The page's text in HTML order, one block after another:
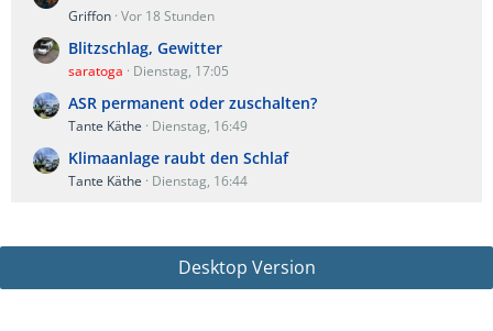
Griffon Vor 18 Stunden
Blitzschlag, Gewitter
saratoga Dienstag, 17:05
ASR permanent oder zuschalten?
Tante Käthe Dienstag, 16:49
Klimaanlage raubt den Schlaf
Tante Käthe Dienstag, 16:44
Desktop Version